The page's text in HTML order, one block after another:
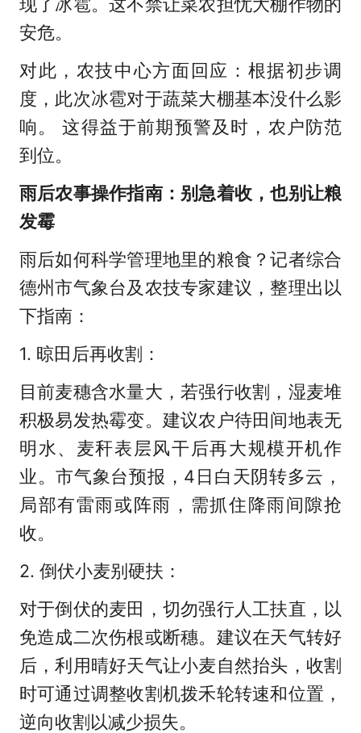
现了冰雹。这不禁让菜农担忧大棚作物的
安危。
对此，农技中心方面回应：根据初步调
度，此次冰雹对于蔬菜大棚基本没什么影
响。 这得益于前期预警及时，农户防范
到位。
雨后农事操作指南：别急着收，也别让粮
发霉
雨后如何科学管理地里的粮食？记者综合
德州市气象台及农技专家建议，整理出以
下指南：
1. 晾田后再收割：
目前麦穗含水量大，若强行收割，湿麦堆
积极易发热霉变。建议农户待田间地表无
明水、麦秆表层风干后再大规模开机作
业。市气象台预报，4日白天阴转多云，
局部有雷雨或阵雨，需抓住降雨间隙抢
收。
2. 倒伏小麦别硬扶：
对于倒伏的麦田，切勿强行人工扶直，以
免造成二次伤根或断穗。建议在天气转好
后，利用晴好天气让小麦自然抬头，收割
时可通过调整收割机拨禾轮转速和位置，
逆向收割以减少损失。